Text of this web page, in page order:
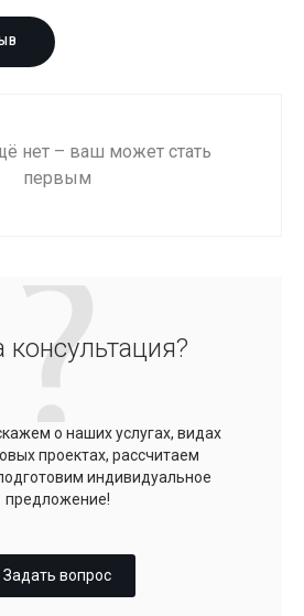
нет – ваш может стать
первым
о наших услугах, видах
проектах, рассчитаем
индивидуальное
предложение!
Задать вопрос